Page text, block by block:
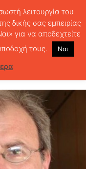
Οι εποχές της μνήμης
λειτουργία του
δικής σας εμπειρίας
για να αποδεχτείτε
τους.
Ναι